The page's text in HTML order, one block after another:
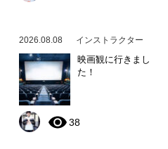
2026.08.08 インストラクター
映画観に行きまし
た！
38